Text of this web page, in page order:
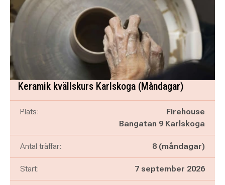
Keramik kvällskurs Karlskoga (Måndagar)
Plats:
Firehouse
Bangatan 9 Karlskoga
Antal träffar: 8 (måndagar)
Start: 7 september 2026